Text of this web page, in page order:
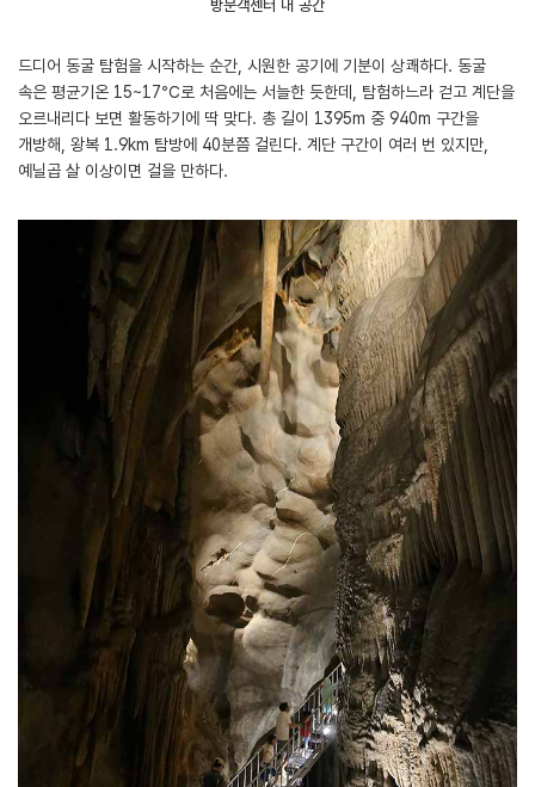
방문객센터 내 공간
드디어 동굴 탐험을 시작하는 순간, 시원한 공기에 기분이 상쾌하다. 동굴
속은 평균기온 15~17℃로 처음에는 서늘한 듯한데, 탐험하느라 걷고 계단을
오르내리다 보면 활동하기에 딱 맞다. 총 길이 1395m 중 940m 구간을
개방해, 왕복 1.9km 탐방에 40분쯤 걸린다. 계단 구간이 여러 번 있지만,
예닐곱 살 이상이면 걸을 만하다.